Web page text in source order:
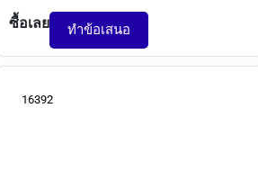
ซื้อเลย ทำข้อเสนอ
16392